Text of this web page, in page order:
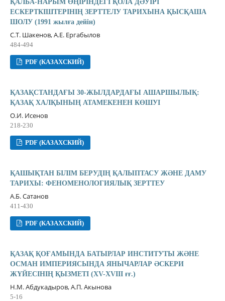
ҚАЛБА-НАРЫМ ӨҢІРІНДЕГІ ҚОЛА ДƏУІРІ
ЕСКЕРТКІШТЕРІНІҢ ЗЕРТТЕЛУ ТАРИХЫНА ҚЫСҚАША
ШОЛУ (1991 жылға дейін)
С.Т. Шакенов, А.Е. Ергабылов
484-494
PDF (КАЗАХСКИЙ)
ҚАЗАҚСТАНДАҒЫ 30-ЖЫЛДАРДАҒЫ АШАРШЫЛЫҚ:
ҚАЗАҚ ХАЛҚЫНЫҢ АТАМЕКЕНЕН КӨШУІ
О.И. Исенов
218-230
PDF (КАЗАХСКИЙ)
ҚАШЫҚТАН БІЛІМ БЕРУДІҢ ҚАЛЫПТАСУ ЖƏНЕ ДАМУ
ТАРИХЫ: ФЕНОМЕНОЛОГИЯЛЫҚ ЗЕРТТЕУ
А.Б. Сатанов
411-430
PDF (КАЗАХСКИЙ)
ҚАЗАҚ ҚОҒАМЫНДА БАТЫРЛАР ИНСТИТУТЫ ЖƏНЕ
ОСМАН ИМПЕРИЯСЫНДА ЯНЫЧАРЛАР ƏСКЕРИ
ЖҮЙЕСІНІҢ ҚЫЗМЕТІ (XV-XVIII ғғ.)
Н.М. Абдукадыров, А.П. Акынова
5-16